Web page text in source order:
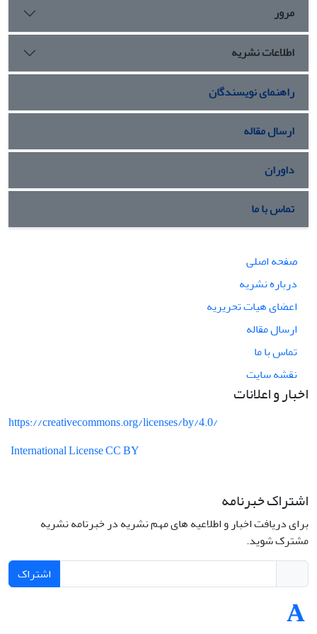
بروز ناآرامی‌های اجتماعی پاییز ۱۴۰۱ در جمهوری اسلامی گردیده
است. از دیگر سو، مولفه‌های مذکور به همراهی روند کاهش
تاب‌آوری اجتماعی پرداخته و به برآیند منفی تجمیع کاهش
تاب‌آوری اجتماعی و نقصان مولفه‌های مطروحه یاری رسانیده است.
از این روی انباشت تقلیل سطح کیفی کاهش تاب‌آوری اجتماعی و
نقصان مولفه‌های تاب‌آوری اجتماعی نیز به آفرینش ناآرامی‌های
اجتماعی یاری رسانیده است.
مرور
اطلاعات نشریه
راهنمای نویسندگان
ارسال مقاله
داوران
تماس با ما
صفحه اصلی
درباره نشریه
اعضای هیات تحریریه
ارسال مقاله
تماس با ما
نقشه سایت
اخبار و اعلانات
https://creativecommons.org/licenses/by/4.0/
International License CC BY
اشتراک خبرنامه
برای دریافت اخبار و اطلاعیه های مهم نشریه در خبرنامه نشریه
مشترک شوید.
اشتراک